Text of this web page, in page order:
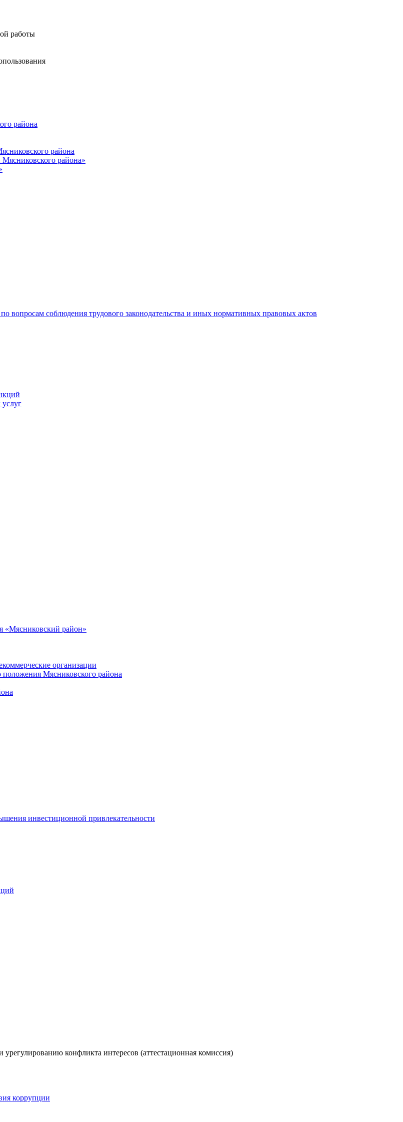
работы
района
района
района»
вопросам соблюдения трудового законодательства и иных нормативных правовых актов
«Мясниковский район»
организации
положения Мясниковского района
инвестиционной привлекательности
конфликта интересов (аттестационная комиссия)
коррупции